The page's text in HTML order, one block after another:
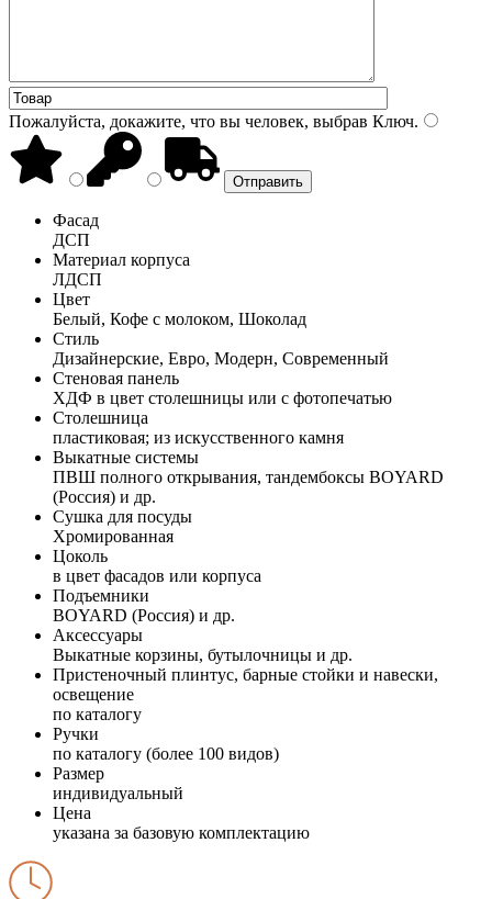
Пожалуйста, докажите, что вы человек, выбрав Ключ.
Фасад
ДСП
Материал корпуса
ЛДСП
Цвет
Белый, Кофе с молоком, Шоколад
Стиль
Дизайнерские, Евро, Модерн, Современный
Стеновая панель
ХДФ в цвет столешницы или с фотопечатью
Столешница
пластиковая; из искусственного камня
Выкатные системы
ПВШ полного открывания, тандембоксы BOYARD
(Россия) и др.
Сушка для посуды
Хромированная
Цоколь
в цвет фасадов или корпуса
Подъемники
BOYARD (Россия) и др.
Аксессуары
Выкатные корзины, бутылочницы и др.
Пристеночный плинтус, барные стойки и навески,
освещение
по каталогу
Ручки
по каталогу (более 100 видов)
Размер
индивидуальный
Цена
указана за базовую комплектацию